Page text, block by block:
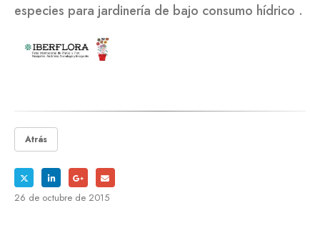
especies para jardinería de bajo consumo hídrico .
Atrás
26 de octubre de 2015